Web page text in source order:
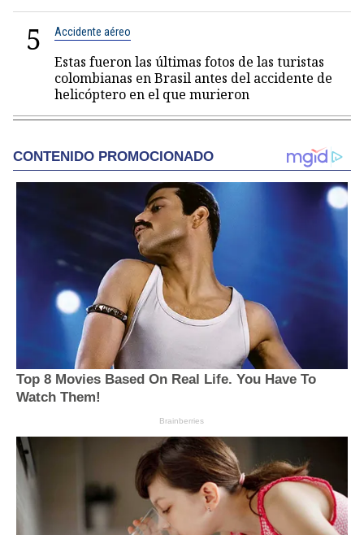
5 Accidente aéreo
Estas fueron las últimas fotos de las turistas
colombianas en Brasil antes del accidente de
helicóptero en el que murieron